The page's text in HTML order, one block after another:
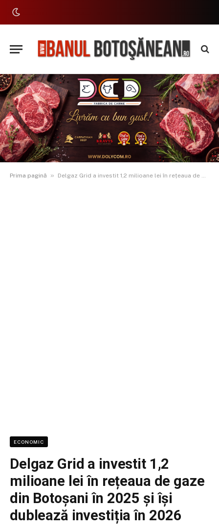
Prima pagină » Delgaz Grid a investit 1,2 milioane lei în rețeaua de gaze din Botoșani în 2025 și își dublează investiția în 2026
ECONOMIC
Delgaz Grid a investit 1,2
milioane lei în rețeaua de gaze
din Botoșani în 2025 și își
dublează investiția în 2026